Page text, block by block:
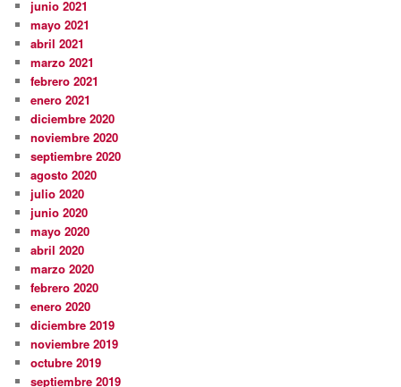
junio 2021
mayo 2021
abril 2021
marzo 2021
febrero 2021
enero 2021
diciembre 2020
noviembre 2020
septiembre 2020
agosto 2020
julio 2020
junio 2020
mayo 2020
abril 2020
marzo 2020
febrero 2020
enero 2020
diciembre 2019
noviembre 2019
octubre 2019
septiembre 2019